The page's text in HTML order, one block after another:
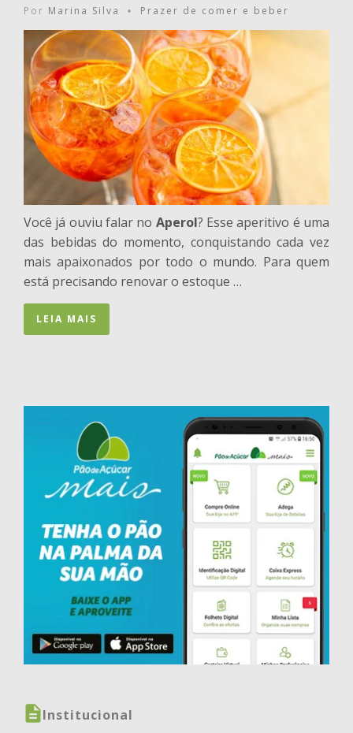
Por Marina Silva • Prazer de comer e beber
Você já ouviu falar no Aperol? Esse aperitivo é uma
das bebidas do momento, conquistando cada vez
mais apaixonados por todo o mundo. Para quem
está precisando renovar o estoque …
LEIA MAIS
Institucional